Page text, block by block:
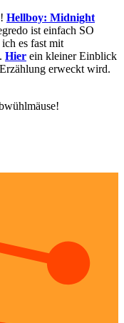
Hellboy: Midnight
ist einfach SO
es fast mit
Hier ein kleiner Einblick
erweckt wird.